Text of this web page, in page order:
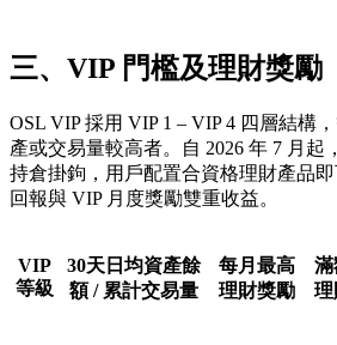
三、VIP 門檻及理財獎勵
OSL VIP 採用 VIP 1 – VIP 4 四層結構
產或交易量較高者。自 2026 年 7 月起
持倉掛鉤，用戶配置合資格理財產品
回報與 VIP 月度獎勵雙重收益。
VIP
等級
30天日均資產餘
額 / 累計交易量
每月最高
理財獎勵
滿
理